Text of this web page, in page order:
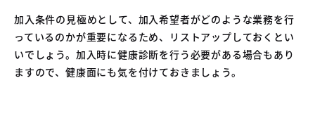
加入条件の見極めとして、加入希望者がどのような業務を行
っているのかが重要になるため、リストアップしておくとい
いでしょう。加入時に健康診断を行う必要がある場合もあり
ますので、健康面にも気を付けておきましょう。